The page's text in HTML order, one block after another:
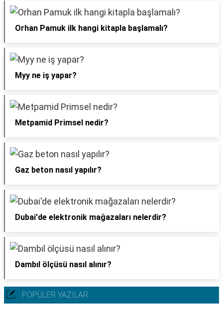
Orhan Pamuk ilk hangi kitapla başlamalı?
Myy ne iş yapar?
Metpamid Primsel nedir?
Gaz beton nasıl yapılır?
Dubai'de elektronik mağazaları nelerdir?
Dambıl ölçüsü nasıl alınır?
POPÜLER YAZILAR